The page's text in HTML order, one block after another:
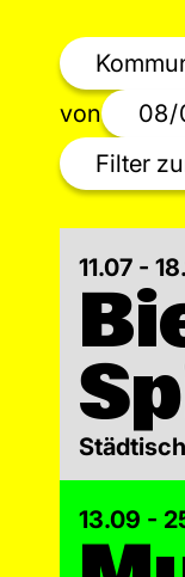
von
Filter
11.07 -
13.09 -